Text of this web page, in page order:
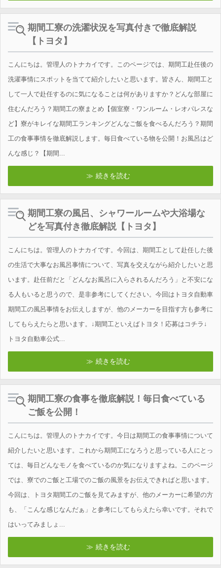
期間工寮の洗濯状況を写真付きで徹底解説
【トヨタ】
こんにちは。管理人のトナカイです。このページでは、期間工赴任後の
洗濯事情にスポットを当てて紹介したいと思います。皆さん、期間工と
して一人で赴任するのに気になることは何がありますか？どんな部屋に
住むんだろう？期間工の寮まとめ【個室寮・ワンルーム・レオパレスな
ど】寮がキレイな期間工ランキングどんなご飯を食べるんだろう？期間
工の食事事情を徹底解説します。毎日食べている物を公開！お風呂はど
んな感じ？【期間...
続きを読む
期間工寮の風呂、シャワールームや大浴場な
どを写真付き徹底解説【トヨタ】
こんにちは。管理人のトナカイです。今回は、期間工として赴任した後
の生活で大事なお風呂事情について、写真を交えながら紹介したいと思
います。赴任前だと「どんなお風呂に入らされるんだろう」と不安にな
る人もいると思うので、是非参考にしてください。今回はトヨタ自動車
期間工の風呂事情をお伝えしますが、他のメーカーを目指す方も参考に
してもらえたらと思います。↓期間工といえばトヨタ！応募はコチラ↓
トヨタ自動車公式...
続きを読む
期間工寮の食事を徹底解説！毎日食べている
ご飯を公開！
こんにちは。管理人のトナカイです。今日は期間工の食事事情について
紹介したいと思います。これから期間工になろうと思っている人にとっ
ては、毎日どんなモノを食べているのか気になりますよね。このページ
では、寮でのご飯と工場でのご飯の風景をお伝えできればと思います。
今回は、トヨタ期間工のご飯を見てみますが、他のメーカーに希望の方
も、「こんな感じなんだぁ」と参考にしてもらえたら幸いです。それで
はいってみましょ...
続きを読む